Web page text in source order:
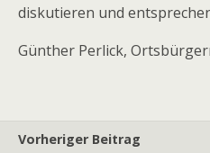
diskutieren und
Günther Perlick,
Vorheriger Beitrag